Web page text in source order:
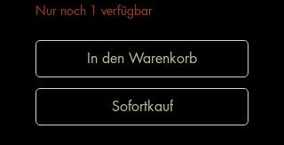
Nur noch 1 verfügbar
In den Warenkorb
Sofortkauf